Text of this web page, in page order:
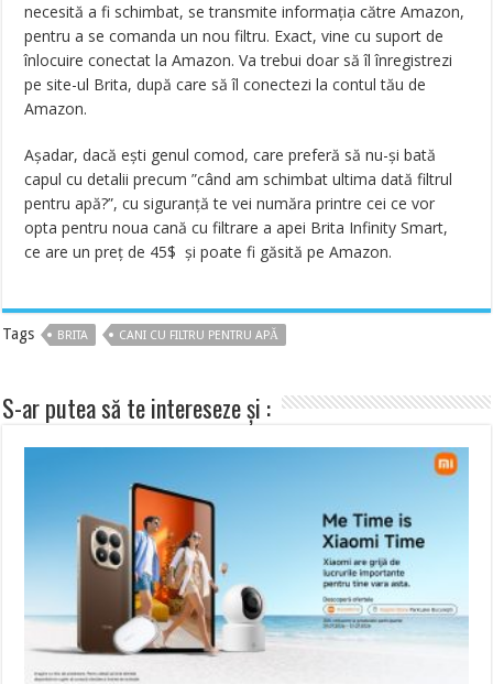
necesită a fi schimbat, se transmite informația către Amazon,
pentru a se comanda un nou filtru. Exact, vine cu suport de
înlocuire conectat la Amazon. Va trebui doar să îl înregistrezi
pe site-ul Brita, după care să îl conectezi la contul tău de
Amazon.
Așadar, dacă ești genul comod, care preferă să nu-și bată
capul cu detalii precum ”când am schimbat ultima dată filtrul
pentru apă?”, cu siguranță te vei număra printre cei ce vor
opta pentru noua cană cu filtrare a apei Brita Infinity Smart,
ce are un preț de 45$ și poate fi găsită pe Amazon.
Tags BRITA CANI CU FILTRU PENTRU APĂ
S-ar putea să te intereseze și :